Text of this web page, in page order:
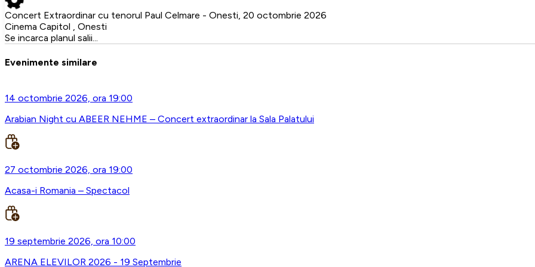
Concert Extraordinar cu tenorul Paul Celmare - Onesti, 20 octombrie 2026
Cinema Capitol , Onesti
Se incarca planul salii...
Evenimente similare
14 octombrie 2026, ora 19:00
Arabian Night cu ABEER NEHME – Concert extraordinar la Sala Palatului
27 octombrie 2026, ora 19:00
Acasa-i Romania – Spectacol
19 septembrie 2026, ora 10:00
ARENA ELEVILOR 2026 - 19 Septembrie